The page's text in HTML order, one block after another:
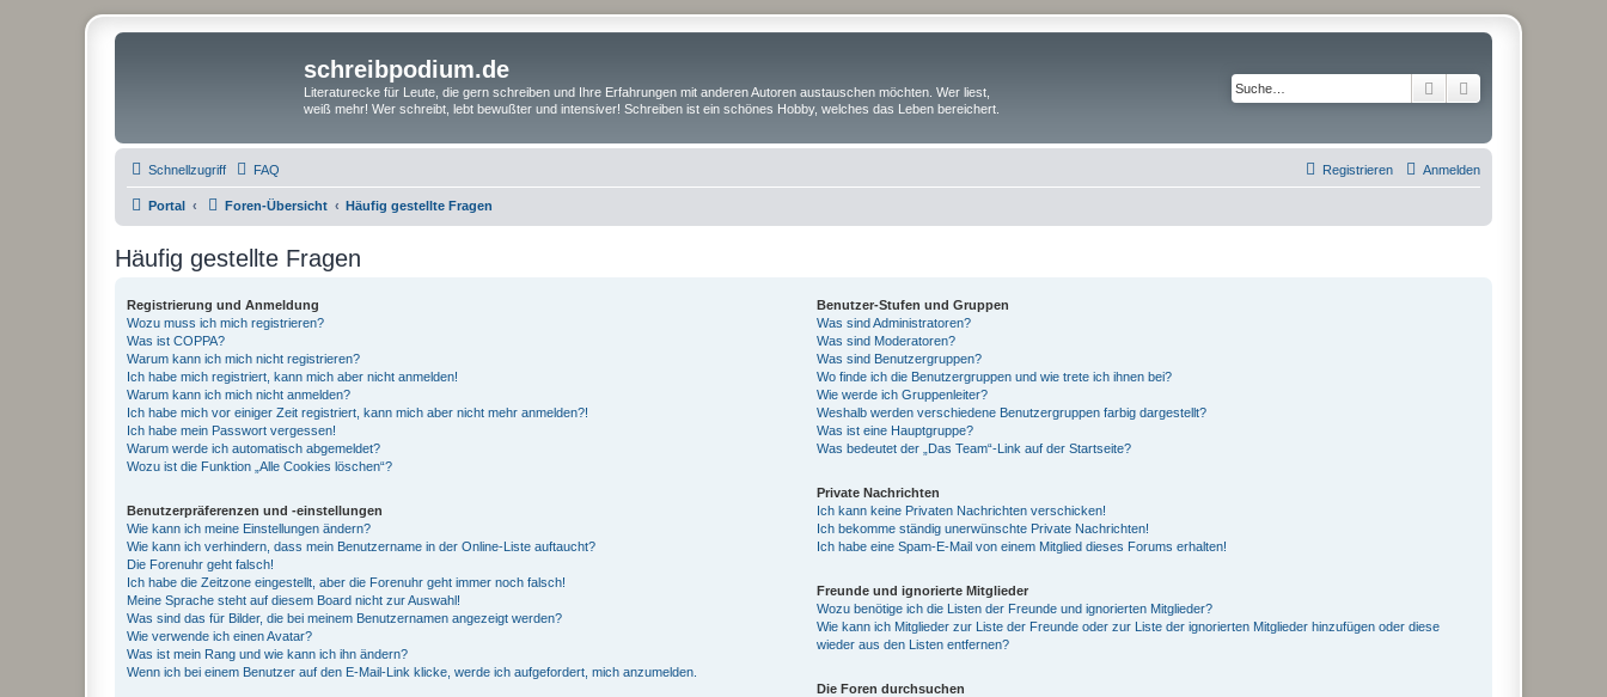
schreibpodium.de
Literaturecke für Leute, die gern schreiben und Ihre Erfahrungen mit anderen Autoren austauschen möchten. Wer liest,
weiß mehr! Wer schreibt, lebt bewußter und intensiver! Schreiben ist ein schönes Hobby, welches das Leben bereichert.
Suche
Schnellzugriff FAQ Anmelden
Registrieren
Portal Foren-Übersicht Häufig gestellte Fragen
Häufig gestellte Fragen
Registrierung und Anmeldung
Wozu muss ich mich registrieren?
Was ist COPPA?
Warum kann ich mich nicht registrieren?
Ich habe mich registriert, kann mich aber nicht anmelden!
Warum kann ich mich nicht anmelden?
Ich habe mich vor einiger Zeit registriert, kann mich aber nicht mehr anmelden?!
Ich habe mein Passwort vergessen!
Warum werde ich automatisch abgemeldet?
Wozu ist die Funktion „Alle Cookies löschen“?
Benutzerpräferenzen und -einstellungen
Wie kann ich meine Einstellungen ändern?
Wie kann ich verhindern, dass mein Benutzername in der Online-Liste auftaucht?
Die Forenuhr geht falsch!
Ich habe die Zeitzone eingestellt, aber die Forenuhr geht immer noch falsch!
Meine Sprache steht auf diesem Board nicht zur Auswahl!
Was sind das für Bilder, die bei meinem Benutzernamen angezeigt werden?
Wie verwende ich einen Avatar?
Was ist mein Rang und wie kann ich ihn ändern?
Wenn ich bei einem Benutzer auf den E-Mail-Link klicke, werde ich aufgefordert, mich anzumelden.
Benutzer-Stufen und Gruppen
Was sind Administratoren?
Was sind Moderatoren?
Was sind Benutzergruppen?
Wo finde ich die Benutzergruppen und wie trete ich ihnen bei?
Wie werde ich Gruppenleiter?
Weshalb werden verschiedene Benutzergruppen farbig dargestellt?
Was ist eine Hauptgruppe?
Was bedeutet der „Das Team“-Link auf der Startseite?
Private Nachrichten
Ich kann keine Privaten Nachrichten verschicken!
Ich bekomme ständig unerwünschte Private Nachrichten!
Ich habe eine Spam-E-Mail von einem Mitglied dieses Forums erhalten!
Freunde und ignorierte Mitglieder
Wozu benötige ich die Listen der Freunde und ignorierten Mitglieder?
Wie kann ich Mitglieder zur Liste der Freunde oder zur Liste der ignorierten Mitglieder hinzufügen oder diese
wieder aus den Listen entfernen?
Die Foren durchsuchen